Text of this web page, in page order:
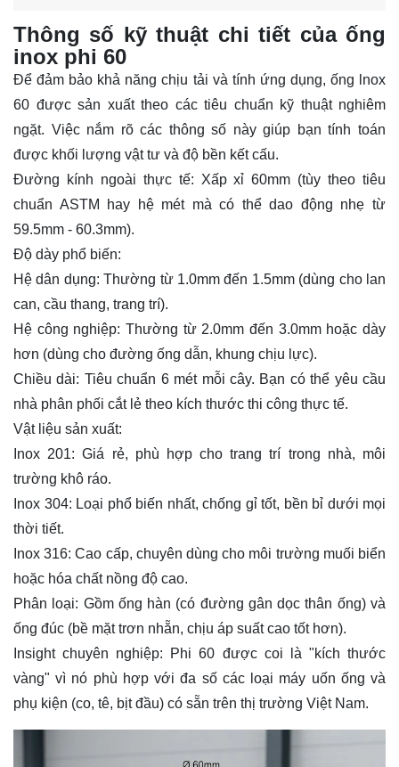
Thông số kỹ thuật chi tiết của ống
inox phi 60
Để đảm bảo khả năng chịu tải và tính ứng dụng, ống lnox
60 được sản xuất theo các tiêu chuẩn kỹ thuật nghiêm
ngặt. Việc nắm rõ các thông số này giúp bạn tính toán
được khối lượng vật tư và độ bền kết cấu.
Đường kính ngoài thực tế: Xấp xỉ 60mm (tùy theo tiêu
chuẩn ASTM hay hệ mét mà có thể dao động nhẹ từ
59.5mm - 60.3mm).
Độ dày phổ biến:
Hệ dân dụng: Thường từ 1.0mm đến 1.5mm (dùng cho lan
can, cầu thang, trang trí).
Hệ công nghiệp: Thường từ 2.0mm đến 3.0mm hoặc dày
hơn (dùng cho đường ống dẫn, khung chịu lực).
Chiều dài: Tiêu chuẩn 6 mét mỗi cây. Bạn có thể yêu cầu
nhà phân phối cắt lẻ theo kích thước thi công thực tế.
Vật liệu sản xuất:
Inox 201: Giá rẻ, phù hợp cho trang trí trong nhà, môi
trường khô ráo.
Inox 304: Loại phổ biến nhất, chống gỉ tốt, bền bỉ dưới mọi
thời tiết.
Inox 316: Cao cấp, chuyên dùng cho môi trường muối biển
hoặc hóa chất nồng độ cao.
Phân loại: Gồm ống hàn (có đường gân dọc thân ống) và
ống đúc (bề mặt trơn nhẵn, chịu áp suất cao tốt hơn).
Insight chuyên nghiệp: Phi 60 được coi là "kích thước
vàng" vì nó phù hợp với đa số các loại máy uốn ống và
phụ kiện (co, tê, bịt đầu) có sẵn trên thị trường Việt Nam.